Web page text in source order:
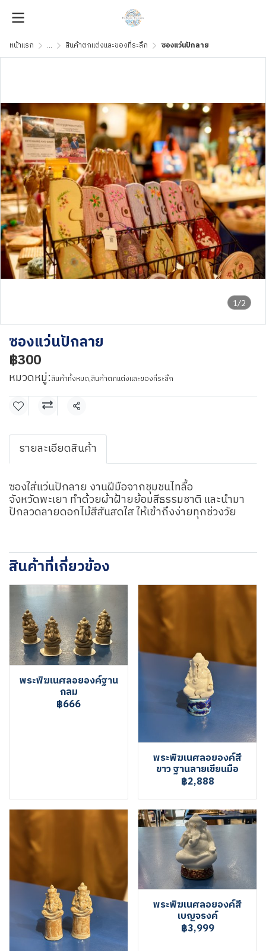
หน้าแรก ... สินค้าตกแต่งและของที่ระลึก ซองแว่นปักลาย
1/2
ซองแว่นปักลาย
฿300
หมวดหมู่:สินค้าทั้งหมด,สินค้าตกแต่งและของที่ระลึก
แชร์
รายละเอียดสินค้า
ซองใส่แว่นปักลาย งานฝีมือจากชุมชนไทลื้อ
จังหวัดพะเยา ทำด้วยผ้าฝ้ายย้อมสีธรรมชาติ และนำมา
ปักลวดลายดอกไม้สีสันสดใส ให้เข้าถึงง่ายทุกช่วงวัย
สินค้าที่เกี่ยวข้อง
พระพิฆเนศลอยองค์ฐาน
กลม
฿666
พระพิฆเนศลอยองค์สี
ขาว ฐานลายเขียนมือ
฿2,888
พระพิฆเนศลอยองค์สี
เบญจรงค์
฿3,999